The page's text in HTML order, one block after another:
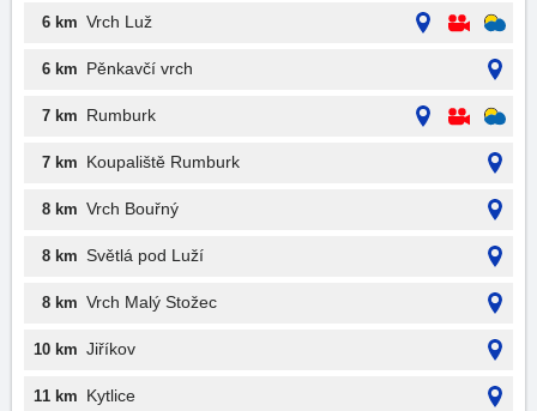
6 km Vrch Luž
6 km Pěnkavčí vrch
7 km Rumburk
7 km Koupaliště Rumburk
8 km Vrch Bouřný
8 km Světlá pod Luží
8 km Vrch Malý Stožec
10 km Jiříkov
11 km Kytlice